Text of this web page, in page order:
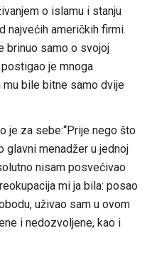
o islamu i stanju
najvećih američkih firmi.
brinuo samo o svojoj
je mnoga
bile bitne samo dvije
je za sebe:“Prije nego što
glavni menadžer u jednoj
nisam posvećivao
mi ja bila: posao
uživao sam u ovom
i nedozvoljene, kao i